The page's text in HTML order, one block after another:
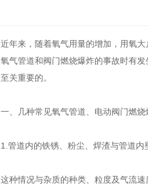
近年来，随着氧气用量的增加，用氧
氧气管道和阀门燃烧爆炸的事故时有
至关重要的。
一、几种常见氧气管道、电动阀门燃
1.管道内的铁锈、粉尘、焊渣与管道内
这种情况与杂质的种类、粒度及气流